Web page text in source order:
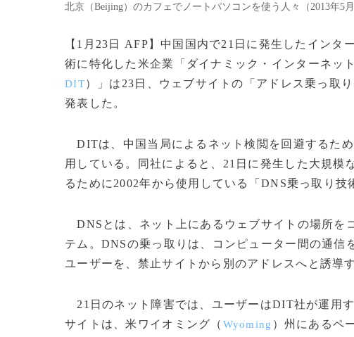
北京（Beijing）のカフェでノートパソコンを使う人々（2013年5
【1月23日 AFP】中国国内で21日に発生したイン
術に特化した米企業「ダイナミック・インターネッ
DIT）」は23日、ウェブサイトの「アドレス乗っ取
発表した。
DITは、中国当局によるネット検閲を回避するた
用している。同社によると、21日に発生した大規
るために2002年から使用している「DNS乗っ取り技
DNSとは、ネット上にあるウェブサイトの場所を
テム。DNSの乗っ取りは、コンピューター間の通信
ユーザーを、禁止サイトから別のアドレスへと誘導
21日のネット障害では、ユーザーはDIT社が運用
サイトは、米ワイオミング（ Wyoming ）州にあるペ